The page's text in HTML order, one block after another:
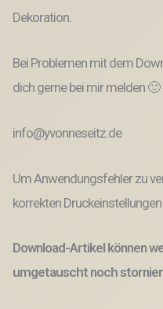
Dekoration.
Bei Problemen mit dem
dich gerne bei mir melden 🙂
info@yvonneseitz.de
Um Anwendungsfehler zu
korrekten
Download-Artikel können
umgetauscht noch